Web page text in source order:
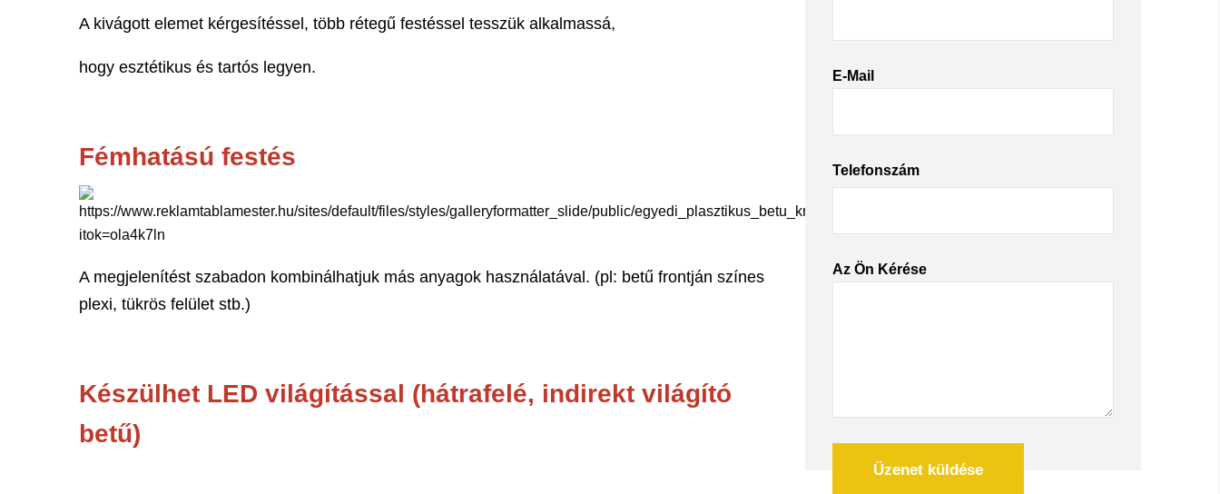
A kivágott elemet kérgesítéssel, több rétegű festéssel tesszük alkalmassá,
hogy esztétikus és tartós legyen.
Fémhatású festés
A megjelenítést szabadon kombinálhatjuk más anyagok használatával. (pl: betű frontján színes
plexi, tükrös felület stb.)
Készülhet LED világítással (hátrafelé, indirekt világító
betű)
E-Mail
Telefonszám
Az Ön Kérése